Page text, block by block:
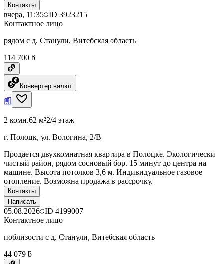
Контакты
вчера, 11:35 ID 3923215
Контактное лицо
рядом с д. Станули, Витебская область
114 700 ƃ
Конвертер валют
2 комн.62 м²2/4 этаж
г. Полоцк, ул. Вологина, 2/В
Продается двухкомнатная квартира в Полоцке. Экологически
чистый район, рядом сосновый бор. 15 минут до центра на
машине. Высота потолков 3,6 м. Индивидуальное газовое
отопление. Возможна продажа в рассрочку.
Контакты
Написать
05.08.2026 ID 4199007
Контактное лицо
поблизости с д. Станули, Витебская область
44 079 ƃ